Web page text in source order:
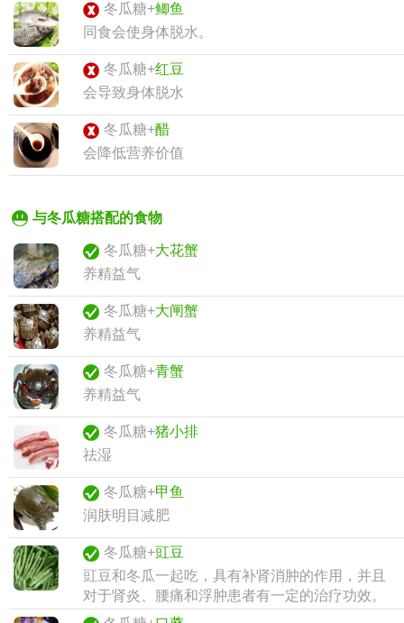
冬瓜糖+鲫鱼
同食会使身体脱水。
冬瓜糖+红豆
会导致身体脱水
冬瓜糖+醋
会降低营养价值
与冬瓜糖搭配的食物
冬瓜糖+大花蟹
养精益气
冬瓜糖+大闸蟹
养精益气
冬瓜糖+青蟹
养精益气
冬瓜糖+猪小排
祛湿
冬瓜糖+甲鱼
润肤明目减肥
冬瓜糖+豇豆
豇豆和冬瓜一起吃，具有补肾消肿的作用，并且
对于肾炎、腰痛和浮肿患者有一定的治疗功效。